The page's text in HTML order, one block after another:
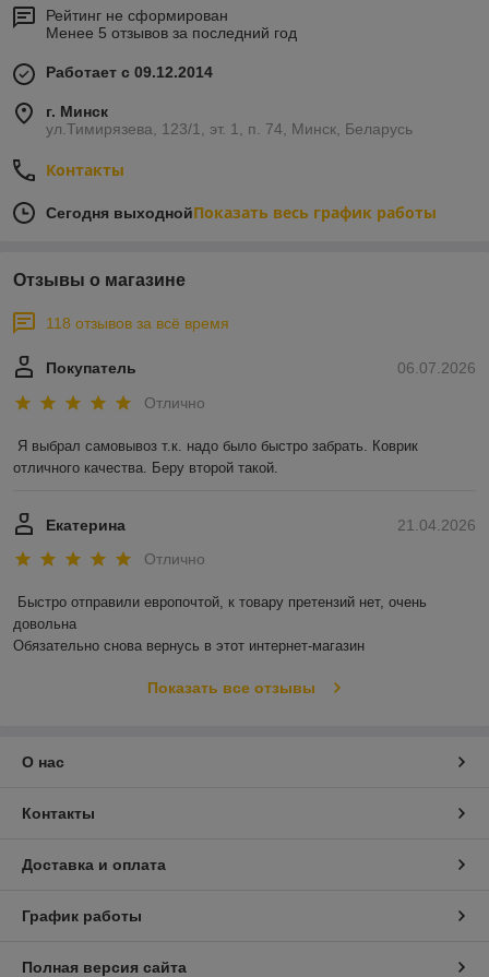
Рейтинг не сформирован
Менее 5 отзывов за последний год
Работает с 09.12.2014
г. Минск
ул.Тимирязева, 123/1, эт. 1, п. 74, Минск, Беларусь
Контакты
Сегодня выходнойПоказать весь график работы
Отзывы о магазине
118 отзывов за всё время
06.07.2026
Покупатель
Отлично
Я выбрал самовывоз т.к. надо было быстро забрать. Коврик
отличного качества. Беру второй такой.
21.04.2026
Екатерина
Отлично
Быстро отправили европочтой, к товару претензий нет, очень
довольна
Обязательно снова вернусь в этот интернет-магазин
Показать все отзывы
О нас
Контакты
Доставка и оплата
График работы
Полная версия сайта